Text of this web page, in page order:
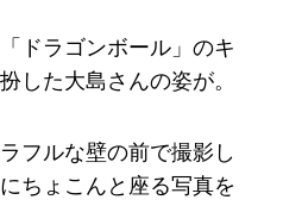
ドラゴンボール」のキ
した大島さんの姿が。
フルな壁の前で撮影し
ちょこんと座る写真を